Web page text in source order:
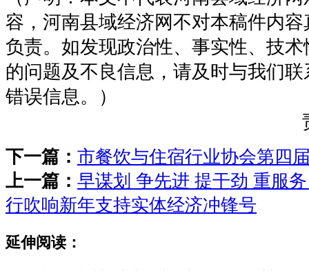
容，河南县域经济网不对本稿件内
负责。如发现政治性、事实性、技
的问题及不良信息，请及时与我们
错误信息。）
下一篇： 市餐饮与住宿行业协会第四
上一篇： 早谋划 争先进 提干劲 重服
行吹响新年支持实体经济冲锋号
延伸阅读：